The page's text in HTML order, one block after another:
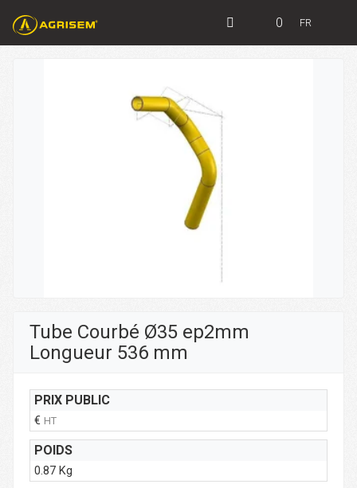
0 FR
Tube Courbé Ø35 ep2mm
Longueur 536 mm
PRIX PUBLIC
€ HT
POIDS
0.87 Kg